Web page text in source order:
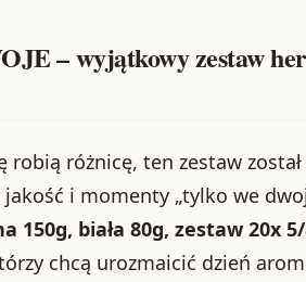
– wyjątkowy zestaw
robią różnicę, ten zestaw
i momenty „tylko we
150g, biała 80g, zestaw 20x
chcą urozmaicić dzień